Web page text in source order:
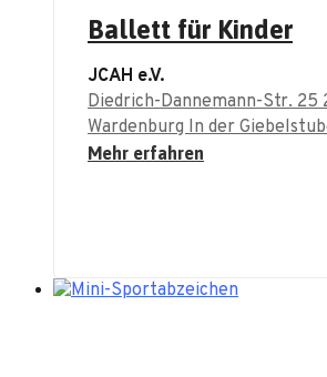
Ballett für Kinder
JCAH e.V.
Diedrich-Dannemann-Str. 25
Wardenburg In der
Mehr erfahren